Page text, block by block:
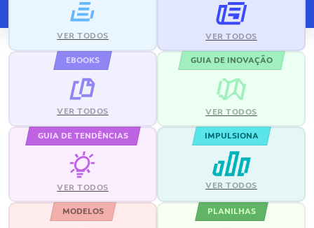
VER TODOS VER TODOS
EBOOKS
VER TODOS
GUIA DE INOVAÇÃO
VER TODOS
GUIA DE TENDÊNCIAS
VER TODOS
IMPULSIONA
VER TODOS
MODELOS PLANILHAS